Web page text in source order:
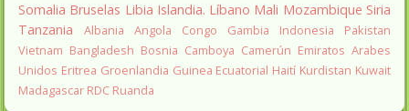
Somalia Bruselas Libia Islandia. Líbano Mali Mozambique Siria
Tanzania
Albania Angola Congo Gambia Indonesia
Pakistan
Vietnam Bangladesh Bosnia Camboya Camerún Emiratos Arabes
Unidos Eritrea Groenlandia Guinea Ecuatorial Haití Kurdistan Kuwait
Madagascar RDC Ruanda